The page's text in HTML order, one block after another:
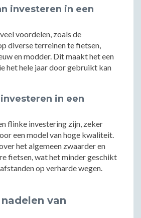
investeren in een
voordelen, zoals de
diverse terreinen te fietsen,
en modder. Dit maakt het een
het hele jaar door gebruikt kan
in een
flinke investering zijn, zeker
een model van hoge kwaliteit.
het algemeen zwaarder en
fietsen, wat het minder geschikt
op verharde wegen.
van